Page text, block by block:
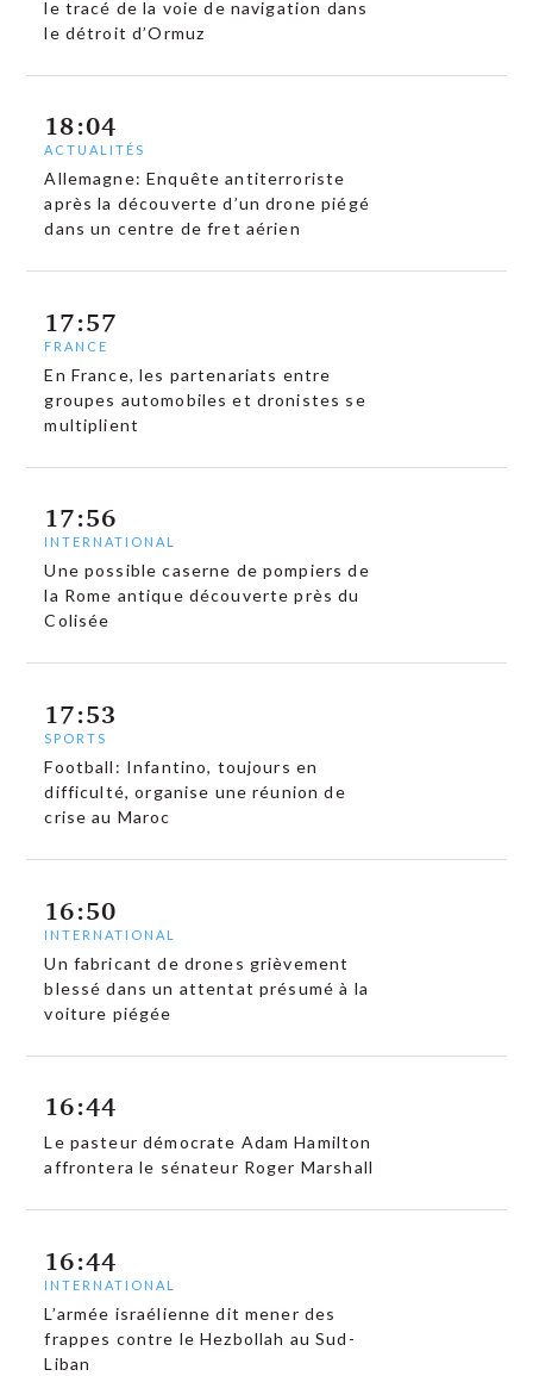
le tracé de la voie de navigation dans
le détroit d’Ormuz
18:04
ACTUALITÉS
Allemagne: Enquête antiterroriste
après la découverte d’un drone piégé
dans un centre de fret aérien
17:57
FRANCE
En France, les partenariats entre
groupes automobiles et dronistes se
multiplient
17:56
INTERNATIONAL
Une possible caserne de pompiers de
la Rome antique découverte près du
Colisée
17:53
SPORTS
Football: Infantino, toujours en
difficulté, organise une réunion de
crise au Maroc
16:50
INTERNATIONAL
Un fabricant de drones grièvement
blessé dans un attentat présumé à la
voiture piégée
16:44
Le pasteur démocrate Adam Hamilton
affrontera le sénateur Roger Marshall
16:44
INTERNATIONAL
L’armée israélienne dit mener des
frappes contre le Hezbollah au Sud-
Liban